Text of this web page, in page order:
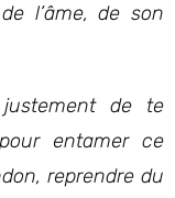
l’âme, de son
justement de te
entamer ce
reprendre du